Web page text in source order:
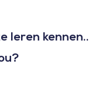
leren